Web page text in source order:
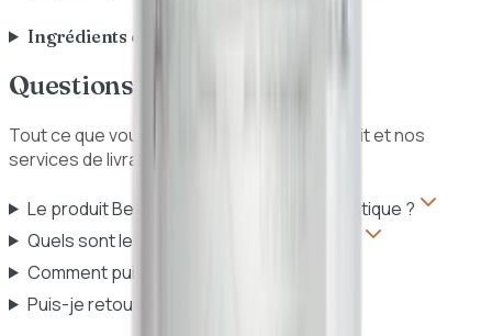
Ingrédients et mode d'emploi
Questions fréquentes
Tout ce que vous devez savoir sur ce produit et nos
services de livraison au Sénégal.
Le produit Beauty Of Joseon est-il authentique ?
Quels sont les délais et frais de livraison ?
Comment puis-je payer ?
Puis-je retourner un produit ?